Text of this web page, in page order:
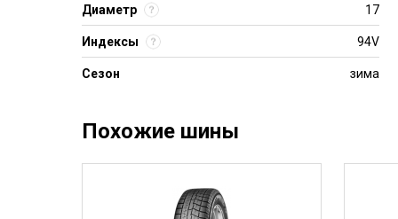
Диаметр 17
Индексы 94V
Сезон зима
Похожие шины